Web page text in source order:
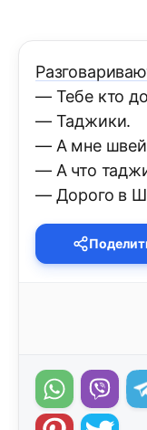
— Тебе кто
— Таджики.
— А мне
— А что
— Дорого в